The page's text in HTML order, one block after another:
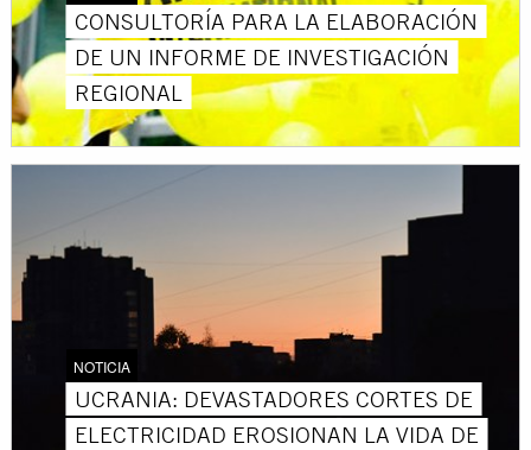
CONSULTORÍA PARA LA ELABORACIÓN
DE UN INFORME DE INVESTIGACIÓN
REGIONAL
NOTICIA
UCRANIA: DEVASTADORES CORTES DE
ELECTRICIDAD EROSIONAN LA VIDA DE